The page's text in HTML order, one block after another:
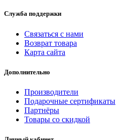
Служба поддержки
Связаться с нами
Возврат товара
Карта сайта
Дополнительно
Производители
Подарочные сертификаты
Партнёры
Товары со скидкой